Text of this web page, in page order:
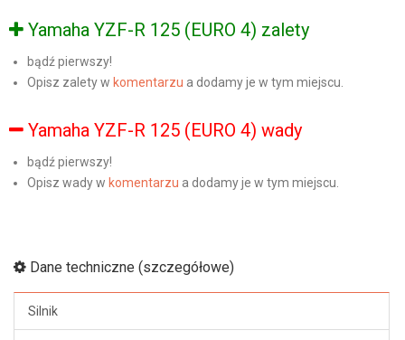
Yamaha YZF-R 125 (EURO 4) zalety
bądź pierwszy!
Opisz zalety w komentarzu a dodamy je w tym miejscu.
Yamaha YZF-R 125 (EURO 4) wady
bądź pierwszy!
Opisz wady w komentarzu a dodamy je w tym miejscu.
Dane techniczne (szczegółowe)
Silnik